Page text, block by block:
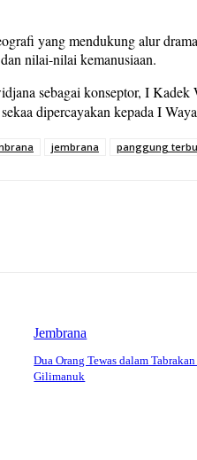
yang mendukung alur
nilai-nilai kemanusiaan.
sebagai konseptor, I
dipercayakan kepada I
jembrana panggung
Jembrana
Dua Orang Tewas dalam
Gilimanuk